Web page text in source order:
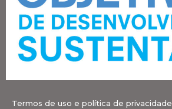
Termos de uso e política de privacidade